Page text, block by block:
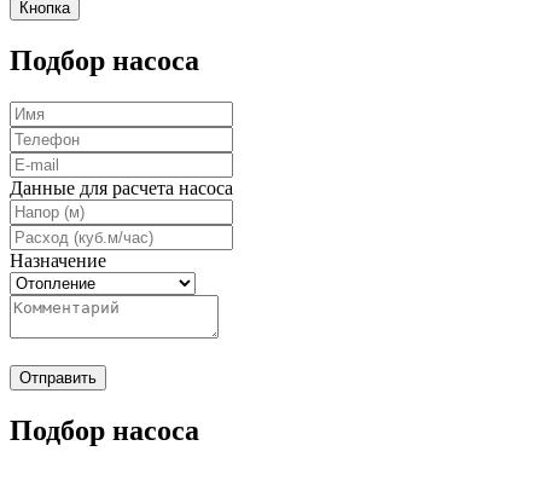
Кнопка
Подбор насоса
Данные для расчета насоса
Назначение
Отправить
Подбор насоса